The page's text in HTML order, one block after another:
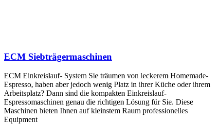
ECM Siebträgermaschinen
ECM Einkreislauf- System Sie träumen von leckerem Homemade-
Espresso, haben aber jedoch wenig Platz in ihrer Küche oder ihrem
Arbeitsplatz? Dann sind die kompakten Einkreislauf-
Espressomaschinen genau die richtigen Lösung für Sie. Diese
Maschinen bieten Ihnen auf kleinstem Raum professionelles
Equipment